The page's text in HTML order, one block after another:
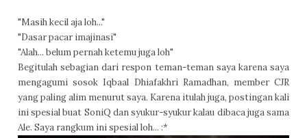
"Masih kecil aja loh..."
"Dasar pacar imajinasi"
"Alah... belum pernah ketemu juga loh"
Begitulah sebagian dari respon teman-teman saya karena saya
mengagumi sosok Iqbaal Dhiafakhri Ramadhan, member CJR
yang paling alim menurut saya. Karena itulah juga, postingan kali
ini spesial buat SoniQ dan syukur-syukur kalau dibaca juga sama
Ale. Saya rangkum ini spesial loh... :*